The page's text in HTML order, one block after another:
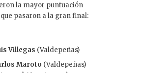
la mayor puntuación
pasaron a la gran final:
Villegas (Valdepeñas)
Maroto (Valdepeñas)